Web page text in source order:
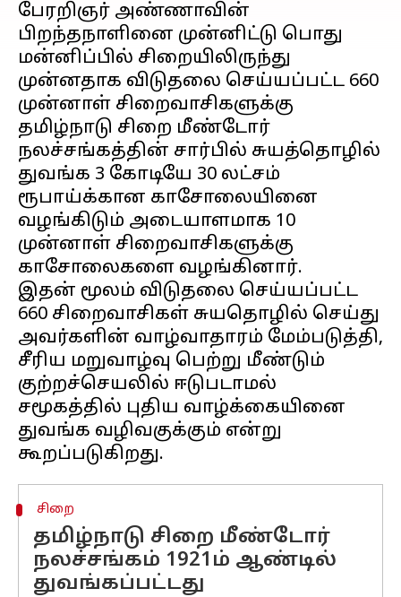
பேரறிஞர் அண்ணாவின்
பிறந்தநாளினை முன்னிட்டு பொது
மன்னிப்பில் சிறையிலிருந்து
முன்னதாக விடுதலை செய்யப்பட்ட 660
முன்னாள் சிறைவாசிகளுக்கு
தமிழ்நாடு சிறை மீண்டோர்
நலச்சங்கத்தின் சார்பில் சுயத்தொழில்
துவங்க 3 கோடியே 30 லட்சம்
ரூபாய்க்கான காசோலையினை
வழங்கிடும் அடையாளமாக 10
முன்னாள் சிறைவாசிகளுக்கு
காசோலைகளை வழங்கினார்.
இதன் மூலம் விடுதலை செய்யப்பட்ட
660 சிறைவாசிகள் சுயதொழில் செய்து
அவர்களின் வாழ்வாதாரம் மேம்படுத்தி,
சீரிய மறுவாழ்வு பெற்று மீண்டும்
குற்றச்செயலில் ஈடுபடாமல்
சமூகத்தில் புதிய வாழ்க்கையினை
துவங்க வழிவகுக்கும் என்று
சிறை
தமிழ்நாடு சிறை மீண்டோர்
நலச்சங்கம் 1921ம் ஆண்டில்
துவங்கப்பட்டது